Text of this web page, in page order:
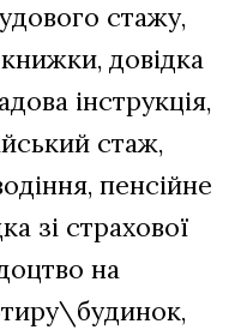
стажу,
довідка
інструкція,
стаж,
пенсійне
зі страхової
на